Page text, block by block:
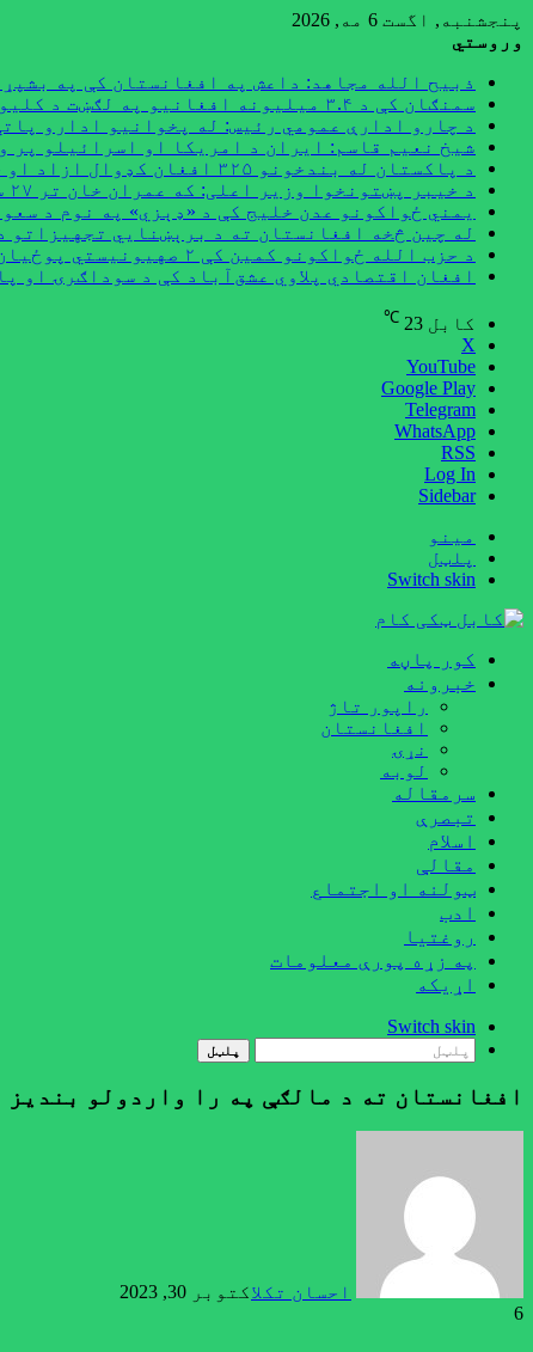
پنجشنبه, اگست 6 مه, 2026
وروستي
ذبیح الله مجاهد: داعش په افغانستان کې په
سمنګان کې د ۳.۴ میلیونه افغانیو په لګښت د کلیوالي پراختیايي پروژو چارې پیل شوې
د چارو ادارې عمومي رئیس: له پخوانیو ادارو
شیخ نعیم قاسم: ایران د امریکا او اسرائیلو پر
د پاکستان له بندخونو ۳۲۵ افغان کډوال ازاد او خپل هېواد ته راستانه شوي
د خیبر پښتونخوا وزیر اعلی: که عمران خان تر ۲۷ سپتمبر خوشې نه شي اسلام‌آباد به کلابند کړو
یمني ځواکونو عدن خلیج کې د «ډېزي» په نوم د
له چین څخه افغانستان ته د برېښنايي تجهیزاتو
د حزب الله ځواکونو کمین کې ۲ صهیونیستي پوځیان وژل شوي
افغان اقتصادي پلاوي عشق‌آباد کې د سوداګرۍ او
کابل 23
℃
X
YouTube
Google Play
Telegram
WhatsApp
RSS
Log In
Sidebar
مینو
پلټل
Switch skin
کور پاڼه
خبرونه
راپور تاژ
افغانستان
نړۍ
لوبه
سرمقاله
تبصرې
اسلام
مقالې
ټولنه او اجتماع
ادب
روغتيا
په زړه پورې معلومات
اړيکه
Switch skin
پلټل
افغانستان ته د مالګې په را واردولو بندیز
احسان تکلاکتوبر 30, 2023
6